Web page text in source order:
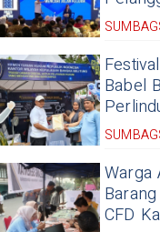
Babel
Warga
CFD